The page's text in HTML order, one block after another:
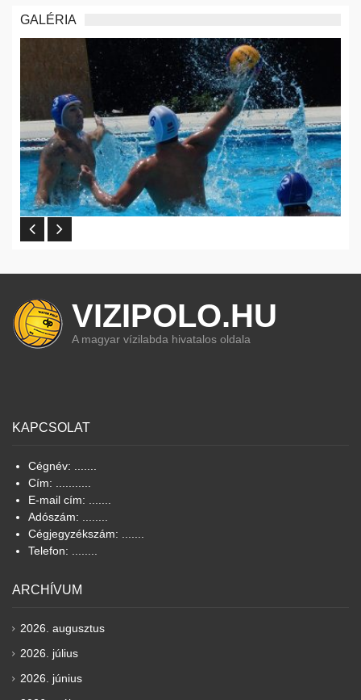
GALÉRIA
VIZIPOLO.HU
A magyar vízilabda hivatalos oldala
KAPCSOLAT
Cégnév: .......
Cím: ...........
E-mail cím: .......
Adószám: ........
Cégjegyzékszám: .......
Telefon: ........
ARCHÍVUM
2026. augusztus
2026. július
2026. június